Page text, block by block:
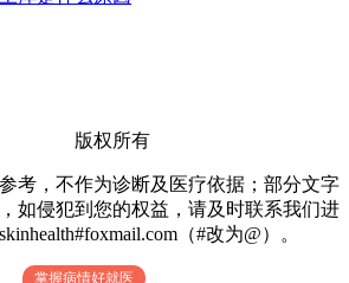
版权所有
考，不作为诊断及医疗依据；部分文字
如侵犯到您的权益，请及时联系我们进
（#改为@）。
掌握病情好就医